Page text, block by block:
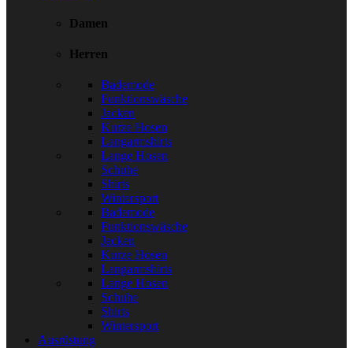
Damen
Herren
Bademode
Funktionswäsche
Jacken
Kurze Hosen
Langarmshirts
Lange Hosen
Schuhe
Shirts
Wintersport
Bademode
Funktionswäsche
Jacken
Kurze Hosen
Langarmshirts
Lange Hosen
Schuhe
Shirts
Wintersport
Ausrüstung